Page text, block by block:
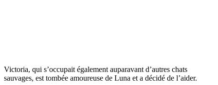
Victoria, qui s’occupait également auparavant d’autres chats
sauvages, est tombée amoureuse de Luna et a décidé de l’aider.